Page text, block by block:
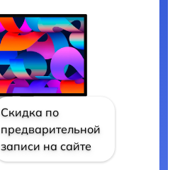
Скидка по
предварительной
записи на сайте